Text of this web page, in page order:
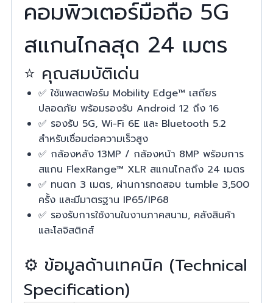
คอมพิวเตอร์มือถือ 5G
สแกนไกลสุด 24 เมตร
⭐ คุณสมบัติเด่น
✅ ใช้แพลตฟอร์ม Mobility Edge™ เสถียร
ปลอดภัย พร้อมรองรับ Android 12 ถึง 16
✅ รองรับ 5G, Wi-Fi 6E และ Bluetooth 5.2
สำหรับเชื่อมต่อความเร็วสูง
✅ กล้องหลัง 13MP / กล้องหน้า 8MP พร้อมการ
สแกน FlexRange™ XLR สแกนไกลถึง 24 เมตร
✅ ทนตก 3 เมตร, ผ่านการทดสอบ tumble 3,500
ครั้ง และมีมาตรฐาน IP65/IP68
✅ รองรับการใช้งานในงานภาคสนาม, คลังสินค้า
และโลจิสติกส์
⚙️ ข้อมูลด้านเทคนิค (Technical
Specification)